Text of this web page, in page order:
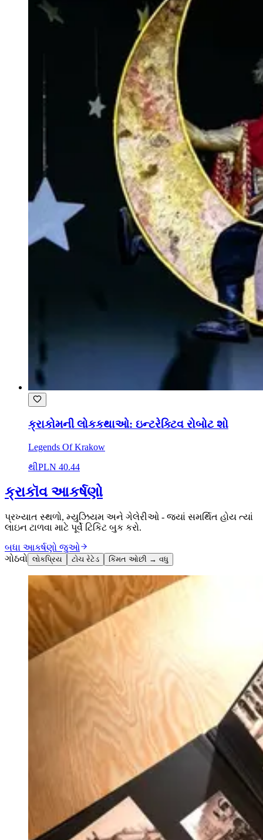
ક્રાકોમની લોકકથાઓ: ઇન્ટરેક્ટિવ રોબોટ શો
Legends Of Krakow
થીPLN 40.44
ક્રાકૉવ આકર્ષણો
પ્રખ્યાત સ્થળો, મ્યુઝિયમ અને ગેલેરીઓ - જ્યાં સમર્થિત હોય ત્યાં
લાઇન ટાળવા માટે પૂર્વે ટિકિટ બુક કરો.
બધા આકર્ષણો જુઓ
ગોઠવો લોકપ્રિય ટોચ રેટેડ કિંમત ઓછી → વધુ